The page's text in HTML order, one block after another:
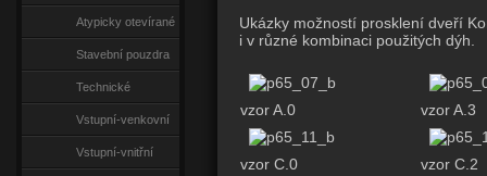
Atypicky otevírané
Stavební pouzdra
Technické
Vstupní-venkovní
Vstupní-vnitřní
Ukázky možností prosklení dveří
i v různé kombinaci použitých dýh.
vzor A.0 vzor A.3
vzor C.0 vzor C.2